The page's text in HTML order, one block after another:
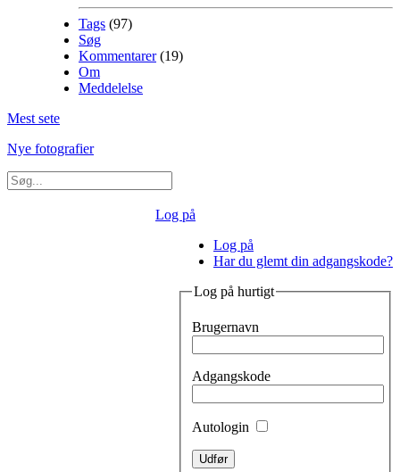
Tags (97)
Søg
Kommentarer(19)
Om
Meddelelse
Mest sete
Nye fotografier
Log på
Log på
Har du glemt din adgangskode?
Log på hurtigt
Brugernavn
Adgangskode
Autologin